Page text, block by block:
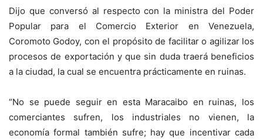
Dijo que conversó al respecto con la ministra del Poder
Popular para el Comercio Exterior en Venezuela,
Coromoto Godoy, con el propósito de facilitar o agilizar los
procesos de exportación y que sin duda traerá beneficios
a la ciudad, la cual se encuentra prácticamente en ruinas.
“No se puede seguir en esta Maracaibo en ruinas, los
comerciantes sufren, los industriales no vienen, la
economía formal también sufre; hay que incentivar cada